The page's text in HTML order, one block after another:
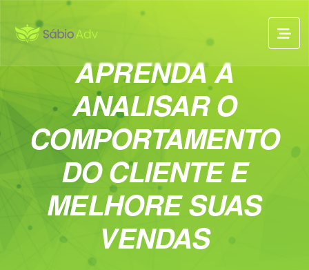
APRENDA A
ANALISAR O
COMPORTAMENTO
DO CLIENTE E
MELHORE SUAS
VENDAS